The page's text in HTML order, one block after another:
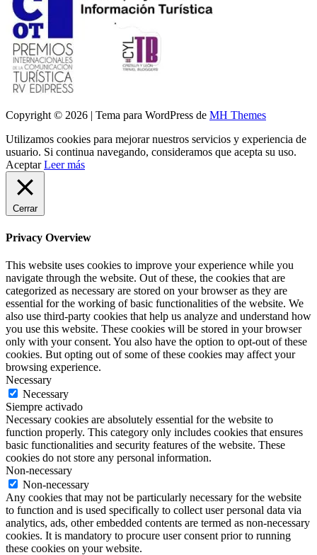
Copyright © 2026 | Tema para WordPress de MH Themes
Utilizamos cookies para mejorar nuestros servicios y experiencia de
usuario. Si continua navegando, consideramos que acepta su uso.
Aceptar Leer más
Cerrar
Privacy Overview
This website uses cookies to improve your experience while you
navigate through the website. Out of these, the cookies that are
categorized as necessary are stored on your browser as they are
essential for the working of basic functionalities of the website. We
also use third-party cookies that help us analyze and understand how
you use this website. These cookies will be stored in your browser
only with your consent. You also have the option to opt-out of these
cookies. But opting out of some of these cookies may affect your
browsing experience.
Necessary
Necessary
Siempre activado
Necessary cookies are absolutely essential for the website to
function properly. This category only includes cookies that ensures
basic functionalities and security features of the website. These
cookies do not store any personal information.
Non-necessary
Non-necessary
Any cookies that may not be particularly necessary for the website
to function and is used specifically to collect user personal data via
analytics, ads, other embedded contents are termed as non-necessary
cookies. It is mandatory to procure user consent prior to running
these cookies on your website.